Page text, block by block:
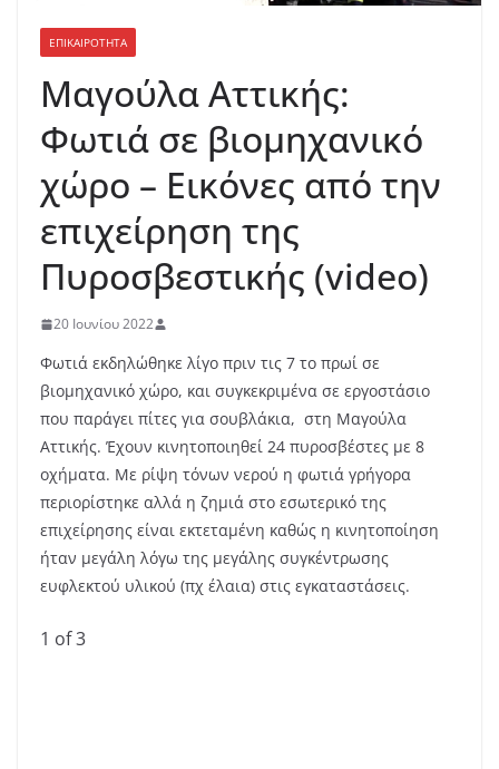
ΕΠΙΚΑΙΡΟΤΗΤΑ
Μαγούλα Αττικής:
Φωτιά σε βιομηχανικό
χώρο – Εικόνες από την
επιχείρηση της
Πυροσβεστικής (video)
20 Ιουνίου 2022
Φωτιά εκδηλώθηκε λίγο πριν τις 7 το πρωί σε
βιομηχανικό χώρο, και συγκεκριμένα σε εργοστάσιο
που παράγει πίτες για σουβλάκια, στη Μαγούλα
Αττικής. Έχουν κινητοποιηθεί 24 πυροσβέστες με 8
οχήματα. Με ρίψη τόνων νερού η φωτιά γρήγορα
περιορίστηκε αλλά η ζημιά στο εσωτερικό της
επιχείρησης είναι εκτεταμένη καθώς η κινητοποίηση
ήταν μεγάλη λόγω της μεγάλης συγκέντρωσης
ευφλεκτού υλικού (πχ έλαια) στις εγκαταστάσεις.
1 of 3